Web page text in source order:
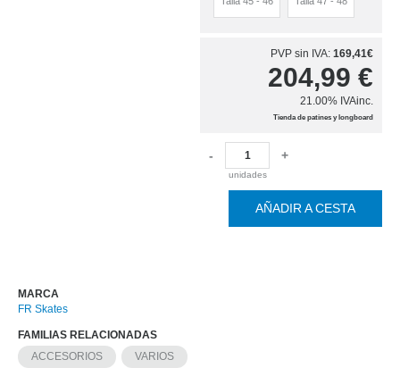
PVP sin IVA: 169,41€
204,99 €
21.00% IVAinc.
Tienda de patines y longboard
-
unidades
+
AÑADIR A CESTA
MARCA
FR Skates
FAMILIAS RELACIONADAS
ACCESORIOS
VARIOS